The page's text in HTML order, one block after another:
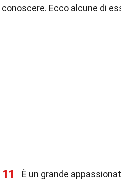
conoscere. Ecco alcune di
11 È un grande